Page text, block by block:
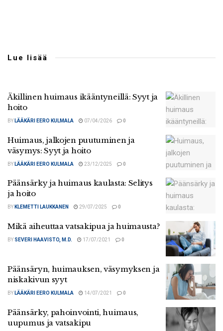
Lue lisää
Äkillinen huimaus ikääntyneillä: Syyt ja
hoito
BY LÄÄKÄRI EERO KULMALA 07/04/2026 0
Huimaus, jalkojen puutuminen ja
väsymys: Syyt ja hoito
BY LÄÄKÄRI EERO KULMALA 23/12/2025 0
Päänsärky ja huimaus kaulasta: Selitys
ja hoito
BY KLEMETTI LAUKKANEN 29/07/2025 0
Mikä aiheuttaa vatsakipua ja huimausta?
BY SEVERI HAAVISTO, M.D. 17/07/2021 0
Päänsäryn, huimauksen, väsymyksen ja
niskakivun syyt
BY LÄÄKÄRI EERO KULMALA 14/07/2021 0
Päänsärky, pahoinvointi, huimaus,
uupumus ja vatsakipu